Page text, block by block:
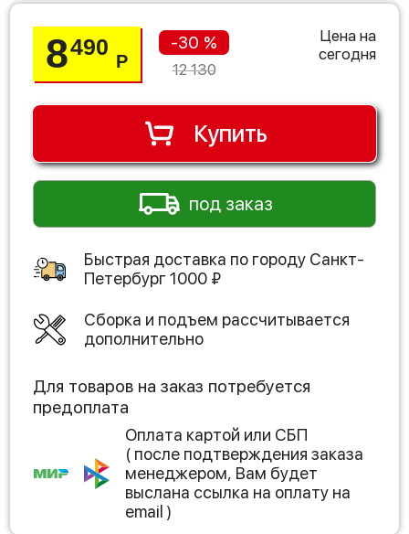
8490
Р
-30 %
12 130
Цена на
сегодня
Купить
под заказ
Быстрая доставка по городу Санкт-
Петербург1000 ₽
Сборка и подъем рассчитывается
дополнительно
Для товаров на заказ потребуется
предоплата
Оплата картой или СБП
( после подтверждения заказа
менеджером, Вам будет
выслана ссылка на оплату на
email )